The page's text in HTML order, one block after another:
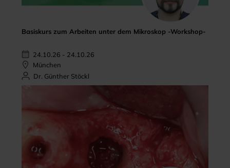
Basiskurs zum Arbeiten unter dem Mikroskop -Workshop-
24.10.26 - 24.10.26
München
Dr. Günther Stöckl